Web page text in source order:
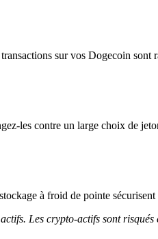
sur vos Dogecoin sont
les contre un large choix de
à froid de pointe
Les crypto-actifs sont